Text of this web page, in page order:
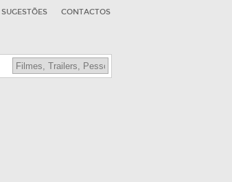
SUGESTÕES CONTACTOS